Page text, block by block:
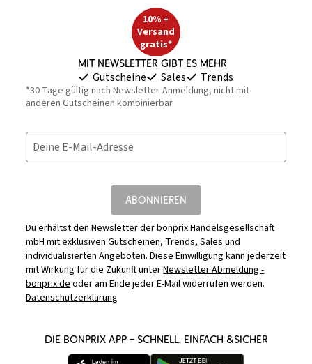
10% +
Versand
gratis*
Mit Newsletter gibt es mehr
Gutscheine Sales Trends
*30 Tage gültig nach Newsletter-Anmeldung, nicht mit
anderen Gutscheinen kombinierbar
Deine E-Mail-Adresse
ABONNIEREN
Du erhältst den Newsletter der bonprix Handelsgesellschaft
mbH mit exklusiven Gutscheinen, Trends, Sales und
individualisierten Angeboten. Diese Einwilligung kann jederzeit
mit Wirkung für die Zukunft unterNewsletter Abmeldung -
bonprix.deoder am Ende jeder E-Mail widerrufen werden.
Datenschutzerklärung
DIE BONPRIX APP – SCHNELL, EINFACH &SICHER